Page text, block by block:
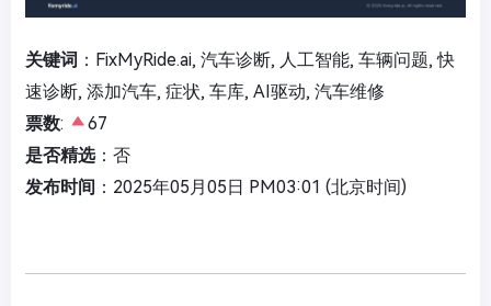
关键词 ：FixMyRide.ai, 汽车诊断, 人工智能, 车辆问题, 快
速诊断, 添加汽车, 症状, 车库, AI驱动, 汽车维修
票数:
67
是否精选：否
发布时间 ：2025年05月05日 PM03:01 (北京时间)